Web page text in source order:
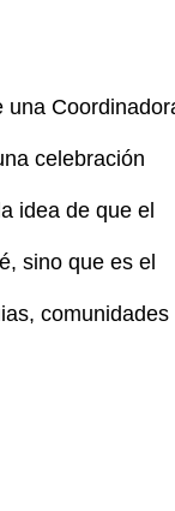
una
celebración
idea de que el
sino que es el
comunidades